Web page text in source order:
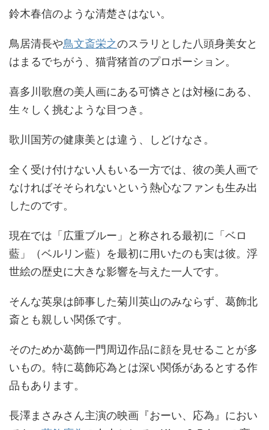
鈴木春信のような清楚さはない。
鳥居清長や鳥文斎栄之のスラリとした八頭身美女と
はまるでちがう、猫背猪首のプロポーション。
喜多川歌麿の美人画にある可憐さとは対極にある、
生々しく挑むような目つき。
歌川国芳の健康美とは違う、しどけなさ。
全く受け付けない人もいる一方では、彼の美人画で
なければそそられないという熱心なファンも生み出
したのです。
現在では「広重ブルー」と称される最初に「ベロ
藍」（ベルリン藍）を最初に用いたのも実は彼。浮
世絵の歴史に大きな影響を与えた一人です。
そんな英泉は師事した菊川英山のみならず、葛飾北
斎とも親しい関係です。
そのためか葛飾一門周辺作品に顔を見せることが多
いもの。特に葛飾応為とは深い関係があるとする作
品もあります。
長澤まさみさん主演の映画『おーい、応為』におい